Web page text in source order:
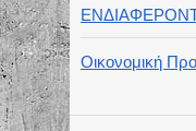
Οικονομική